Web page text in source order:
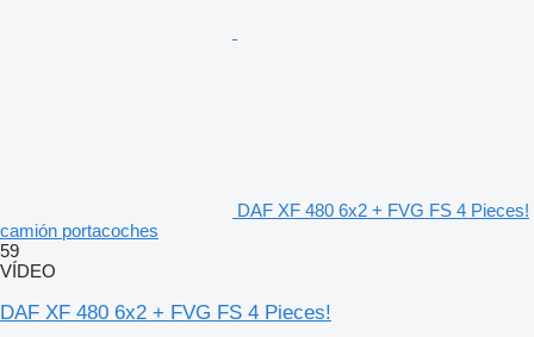
DAF XF 480 6x2 + FVG FS 4 Pieces!
camión portacoches
59
VÍDEO
DAF XF 480 6x2 + FVG FS 4 Pieces!